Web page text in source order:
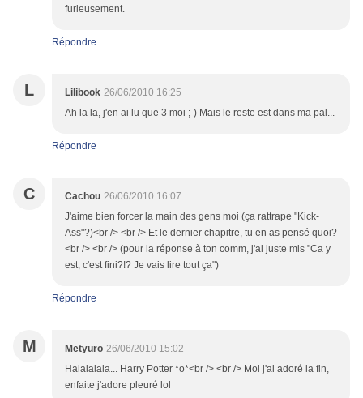
furieusement.
Répondre
L Lilibook 26/06/2010 16:25
Ah la la, j'en ai lu que 3 moi ;-) Mais le reste est dans ma pal...
Répondre
C Cachou 26/06/2010 16:07
J'aime bien forcer la main des gens moi (ça rattrape "Kick-
Ass"?)<br /> <br /> Et le dernier chapitre, tu en as pensé quoi?
<br /> <br /> (pour la réponse à ton comm, j'ai juste mis "Ca y
est, c'est fini?!? Je vais lire tout ça")
Répondre
M Metyuro 26/06/2010 15:02
Halalalala... Harry Potter *o*<br /> <br /> Moi j'ai adoré la fin,
enfaite j'adore pleuré lol